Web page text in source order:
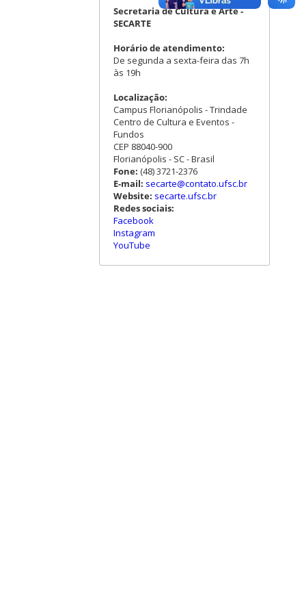
Secretaria de Cultura e Arte -
SECARTE
Horário de atendimento:
De segunda a sexta-feira das 7h
às 19h
Localização:
Campus Florianópolis - Trindade
Centro de Cultura e Eventos -
Fundos
CEP 88040-900
Florianópolis - SC - Brasil
Fone: (48) 3721-2376
E-mail: secarte@contato.ufsc.br
Website: secarte.ufsc.br
Redes sociais:
Facebook
Instagram
YouTube